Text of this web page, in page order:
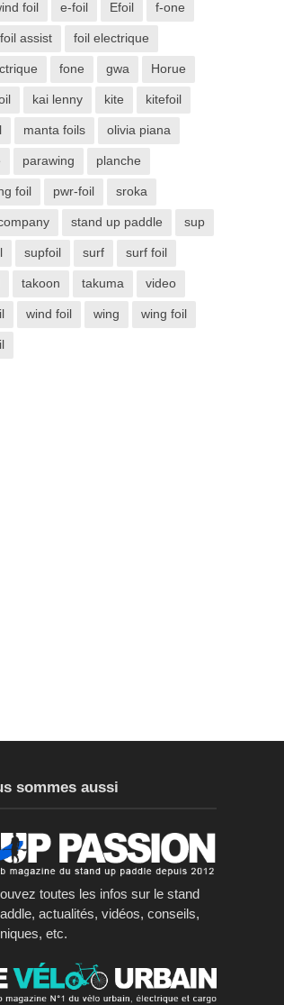
foil e-foil Efoil f-one
foil assist foil electrique
fone gwa Horue
kai lenny kite kitefoil
manta foils olivia piana
parawing planche
foil pwr-foil sroka
stand up paddle sup
supfoil surf surf foil
takoon takuma video
wind foil wing wing foil
sommes aussi
toutes les infos sur le stand
actualités, vidéos, conseils,
etc.